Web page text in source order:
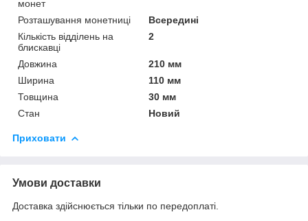
монет
Розташування монетниці
Всередині
Кількість відділень на
блискавці
2
Довжина
210 мм
Ширина
110 мм
Товщина
30 мм
Стан
Новий
Приховати
Умови доставки
Доставка здійснюється тільки по передоплаті.